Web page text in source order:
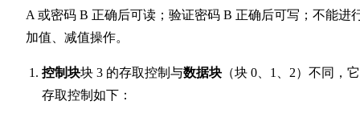
A 或密码 B 正确后可读；验证密码 B 正确后可写；不能进
加值、减值操作。
控制块块 3 的存取控制与数据块 （块 0、1、2）不同，
存取控制如下：